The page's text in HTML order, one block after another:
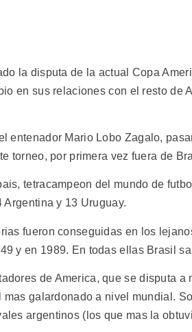
la disputa de la actual Copa
en sus relaciones con el resto de
entenador Mario Lobo Zagalo,
torneo, por primera vez fuera de
tetracampeon del mundo de
y 13 Uruguay.
fueron conseguidas en los
y en 1989. En todas ellas Brasil
de America, que se disputa
galardonado a nivel mundial.
argentinos (los que mas la